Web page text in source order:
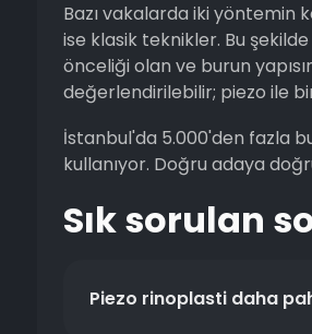
Bazı vakalarda iki yöntemin
ise klasik teknikler. Bu
önceliği olan ve burun
değerlendirilebilir; piezo ile
İstanbul'da 5.000'den fazla
kullanıyor. Doğru adaya
Sık sorulan
Piezo rinoplasti daha